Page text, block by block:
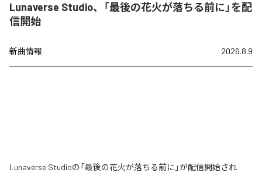
Lunaverse Studio、「最後の花火が落ちる前に」を配
信開始
新曲情報 2026.8.9
Lunaverse Studioの「最後の花火が落ちる前に」が配信開始され